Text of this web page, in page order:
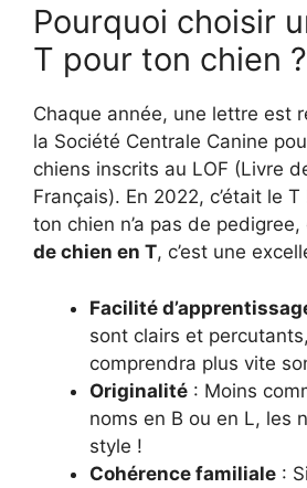
Pourquoi choisir
T pour ton chien ?
Chaque année, une lettre est
la Société Centrale Canine
chiens inscrits au LOF (Livre
Français). En 2022, c’était le
ton chien n’a pas de pedigree,
de chien en T, c’est une
Facilité
sont clairs et
comprendra plus vite
Originalité : Moins
noms en B ou en L, les
style !
Cohérence familiale :